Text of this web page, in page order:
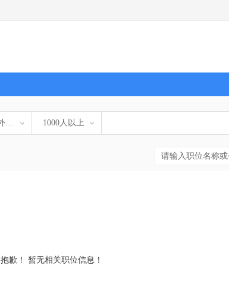
外商独资．外企办事处 1000人以上
抱歉！ 暂无相关职位信息！